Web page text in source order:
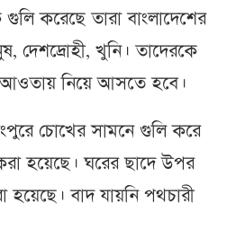
করেছে তারা বাংলাদেশের
দেশদ্রোহী, খুনি। তাদেরকে
আওতায় নিয়ে আসতে হবে।
চোখের সামনে গুলি করে
হয়েছে। ঘরের ছাদে উপর
হয়েছে। বাদ যায়নি পথচারী